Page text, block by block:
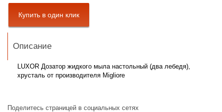
Описание
LUXOR Дозатор жидкого мыла настольный (два лебедя),
хрусталь от производителя Migliore
Поделитесь страницей в социальных сетях